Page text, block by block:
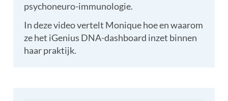
psychoneuro-immunologie.
In deze video vertelt Monique hoe en waarom
ze het iGenius DNA-dashboard inzet binnen
haar praktijk.